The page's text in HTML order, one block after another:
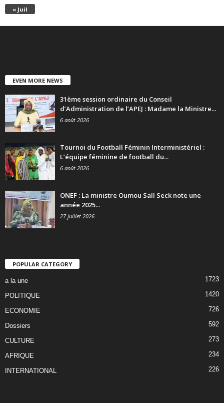
« Juil
EVEN MORE NEWS
31ème session ordinaire du Conseil
d’Administration de l’APEJ : Madame la Ministre...
6 août 2026
Tournoi du Football Féminin Interministériel :
L’équipe féminine de football du...
6 août 2026
ONEF : La ministre Oumou Sall Seck note une
année 2025...
27 juillet 2026
POPULAR CATEGORY
a la une 1723
POLITIQUE 1420
ECONOMIE 726
Dossiers 592
CULTURE 273
AFRIQUE 234
INTERNATIONAL 226